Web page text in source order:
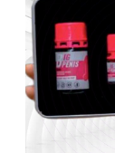
giữ mùi lâu